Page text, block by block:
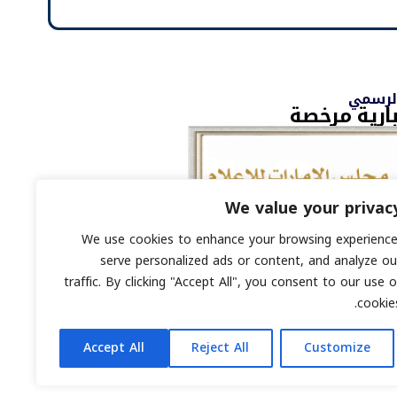
We value your
We use cookies to enhance your browsing
serve personalized ads or content, and analyze
traffic. By clicking "Accept All", you consent to our use
Customize
Reject All
Accept All
مرخصة
: 8793134
محفوظة لمنصة السابعة © 2026.